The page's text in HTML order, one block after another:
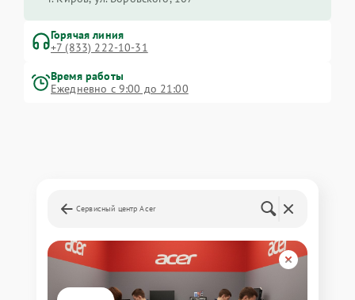
Горячая линия
+7 (833) 222-10-31
Время работы
Ежедневно с 9:00 до 21:00
Сервисный центр Acer